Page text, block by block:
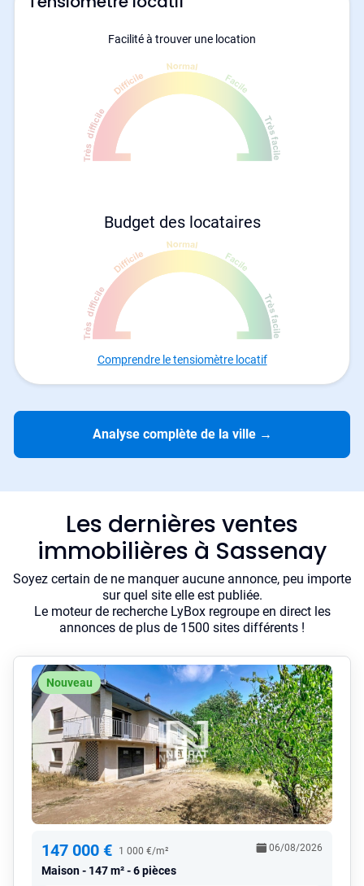
Facilité à trouver une location
Budget des locataires
Comprendre le tensiomètre locatif
Analyse complète de la ville →
Les dernières ventes
immobilières à Sassenay
Soyez certain de ne manquer aucune annonce, peu importe
sur quel site elle est publiée.
Le moteur de recherche LyBox regroupe en direct les
annonces de plus de 1500 sites différents !
Nouveau
147 000 € 1 000 €/m²
Maison 147 m² - 6 pièces
06/08/2026